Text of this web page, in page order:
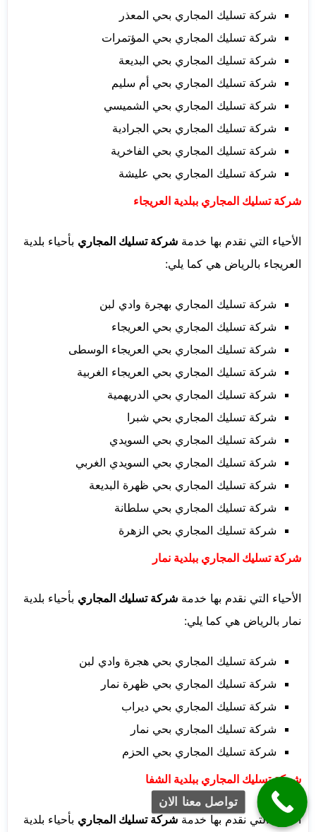
شركة تسليك المجاري بحي المعذر
شركة تسليك المجاري بحي المؤتمرات
شركة تسليك المجاري بحي البديعة
شركة تسليك المجاري بحي أم سليم
شركة تسليك المجاري بحي الشميسي
شركة تسليك المجاري بحي الجرادية
شركة تسليك المجاري بحي الفاخرية
شركة تسليك المجاري بحي عليشة
شركة تسليك المجاري ببلدية العريجاء
الأحياء التي نقدم بها خدمة شركة تسليك المجاري بأحياء بلدية
العريجاء بالرياض هي كما يلي:
شركة تسليك المجاري بهجرة وادي لبن
شركة تسليك المجاري بحي العريجاء
شركة تسليك المجاري بحي العريجاء الوسطى
شركة تسليك المجاري بحي العريجاء الغربية
شركة تسليك المجاري بحي الدريهمية
شركة تسليك المجاري بحي شبرا
شركة تسليك المجاري بحي السويدي
شركة تسليك المجاري بحي السويدي الغربي
شركة تسليك المجاري بحي ظهرة البديعة
شركة تسليك المجاري بحي سلطانة
شركة تسليك المجاري بحي الزهرة
شركة تسليك المجاري ببلدية نمار
الأحياء التي نقدم بها خدمة شركة تسليك المجاري بأحياء بلدية
نمار بالرياض هي كما يلي:
شركة تسليك المجاري بحي هجرة وادي لبن
شركة تسليك المجاري بحي ظهرة نمار
شركة تسليك المجاري بحي ديراب
شركة تسليك المجاري بحي نمار
شركة تسليك المجاري بحي الحزم
شركة تسليك المجاري ببلدية الشفا
الأحياء التي نقدم بها خدمةشركة تسليك المجاري بأحياء بلدية
تواصل معنا الان